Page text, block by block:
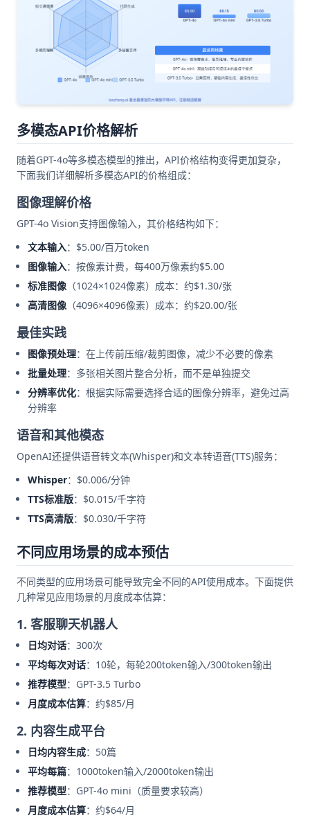
多模态API价格解析
随着GPT-4o等多模态模型的推出，API价格结构变得更加复杂，
下面我们详细解析多模态API的价格组成：
图像理解价格
GPT-4o Vision支持图像输入，其价格结构如下：
文本输入：$5.00/百万token
图像输入：按像素计费，每400万像素约$5.00
标准图像 （1024×1024像素）成本：约$1.30/张
高清图像 （4096×4096像素）成本：约$20.00/张
最佳实践
图像预处理：在上传前压缩/裁剪图像，减少不必要的像素
批量处理：多张相关图片整合分析，而不是单独提交
分辨率优化：根据实际需要选择合适的图像分辨率，避免过高
分辨率
语音和其他模态
OpenAI还提供语音转文本(Whisper)和文本转语音(TTS)服务：
Whisper：$0.006/分钟
TTS标准版：$0.015/千字符
TTS高清版：$0.030/千字符
不同应用场景的成本预估
不同类型的应用场景可能导致完全不同的API使用成本。下面提供
几种常见应用场景的月度成本估算：
1. 客服聊天机器人
日均对话：300次
平均每次对话：10轮，每轮200token输入/300token输出
推荐模型：GPT-3.5 Turbo
月度成本估算：约$85/月
2. 内容生成平台
日均内容生成：50篇
平均每篇：1000token输入/2000token输出
推荐模型：GPT-4o mini（质量要求较高）
月度成本估算：约$64/月